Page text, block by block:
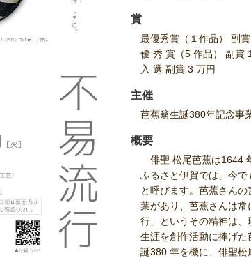
賞
最優秀賞（１作品） 副
優 秀 賞（5 作品） 副賞
入 選 副賞 3 万円
主催
芭蕉翁生誕380年記念事
概要
俳聖 松尾芭蕉は1644
ふるさと伊賀では、今で
と呼びます。芭蕉さん
葉があり、芭蕉さんは
行」というその精神は、
生涯を創作活動に捧げ
誕380 年を機に、俳聖